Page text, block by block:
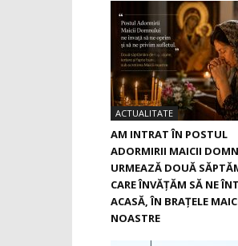
ACTUALITATE
AM INTRAT ÎN POSTUL
ADORMIRII MAICII
URMEAZĂ DOUĂ
CARE ÎNVĂŢĂM SĂ NE
ACASĂ, ÎN BRAŢELE
NOASTRE